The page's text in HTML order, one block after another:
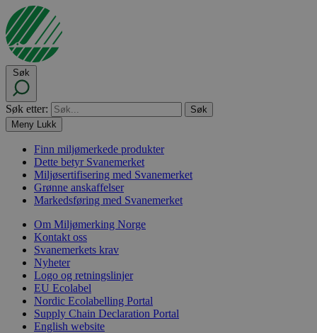
Søk
Søk etter:
Meny Lukk
Finn miljømerkede produkter
Dette betyr Svanemerket
Miljøsertifisering med Svanemerket
Grønne anskaffelser
Markedsføring med Svanemerket
Om Miljømerking Norge
Kontakt oss
Svanemerkets krav
Nyheter
Logo og retningslinjer
EU Ecolabel
Nordic Ecolabelling Portal
Supply Chain Declaration Portal
English website